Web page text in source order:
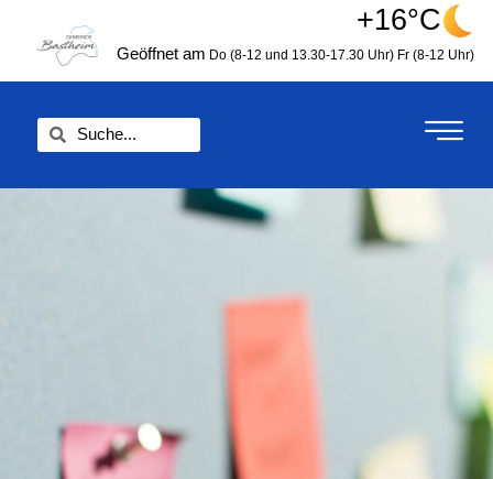
springen
+16°C
Geöffnet am Do (8-12 und 13.30-17.30 Uhr) Fr (8-12 Uhr)